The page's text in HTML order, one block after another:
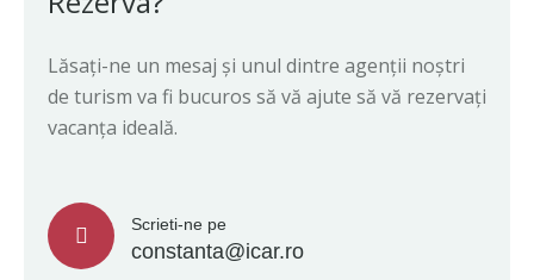
Lăsați-ne un mesaj și unul dintre agenții noștri
de turism va fi bucuros să vă ajute să vă rezervați
vacanța ideală.
Scrieti-ne pe
constanta@icar.ro